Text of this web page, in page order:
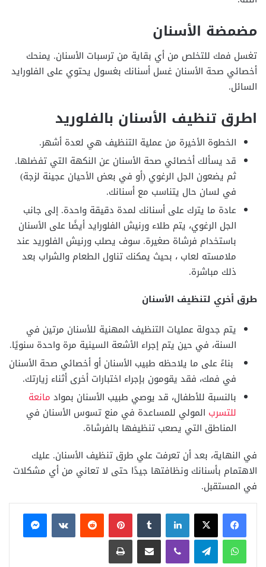
مضمضة الأسنان
تغسل فمك للتخلص من أي بقاية من ترسبات الأسنان. يمنحك
أخصائي صحة الأسنان غسل أسنانك بغسول يحتوي على الفلورايد
السائل.
اطرق تنظيف الأسنان بالفلوريد
الخطوة الأخيرة من عملية التنظيف هي لعدة أشهر.
قد يسألك أخصائي صحة الأسنان عن النكهة التي تفضلها.
ثم يضعون الجل الرغوي (أو في بعض الأحيان عجينة لزجة)
في لسان حال يتناسب مع أسنانك.
عادة ما يترك على أسنانك لمدة دقيقة واحدة. إلى جانب
الجل الرغوي، يتم طلاء ورنيش الفلورايد أيضًا على الأسنان
باستخدام فرشاة صغيرة. سوف يصلب ورنيش الفلوريد عند
ملامسته لعاب ، بحيث يمكنك تناول الطعام والشراب بعد
ذلك مباشرة.
طرق أخري لتنظيف الأسنان
يتم جدولة عمليات التنظيف المهنية للأسنان مرتين في
السنة، في حين يتم إجراء الأشعة السينية مرة واحدة سنويًا.
بناءً على ما يلاحظه طبيب الأسنان أو أخصائي صحة الأسنان
في فمك، فقد يقومون بإجراء اختبارات أخرى أثناء زيارتك.
بالنسبة للأطفال، قد يوصي طبيب الأسنان بمواد مانعة
للتسرب المولي للمساعدة في منع تسوس الأسنان في
المناطق التي يصعب تنظيفها بالفرشاة.
في النهاية، بعد أن تعرفت علي طرق تنظيف الأسنان. عليك
الاهتمام بأسنانك ونظافتها جيدًا حتى لا تعاني من أي مشكلات
في المستقبل.
فيسبوكX لينكدإن بينتيريست
ماسنجر
واتساب تيلقرام ڤايبر مشاركة عبر البريد طباعة